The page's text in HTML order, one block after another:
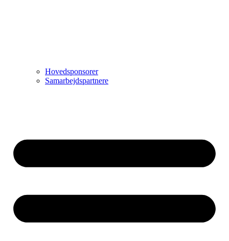
Hovedsponsorer
Samarbejdspartnere